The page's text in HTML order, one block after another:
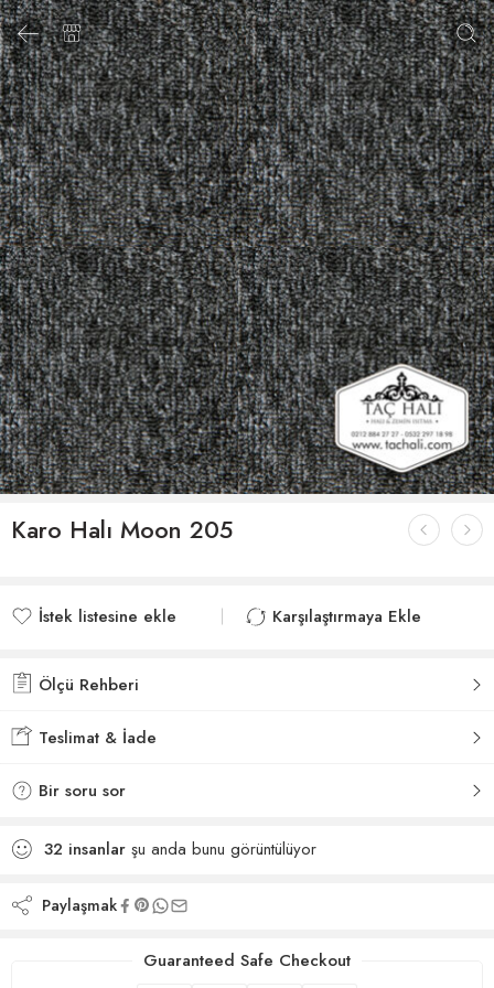
Karo Halı Moon 205
İstek listesine ekle
Karşılaştırmaya Ekle
Ölçü Rehberi
Teslimat & İade
Bir soru sor
32 insanlar şu anda bunu görüntülüyor
Paylaşmak
Guaranteed Safe Checkout